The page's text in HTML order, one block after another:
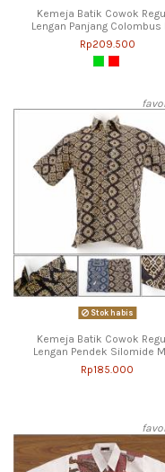
Kemeja Batik Cowok
Lengan Panjang Colombus
Rp209.500
Stok habis
Kemeja Batik Cowok
Lengan Pendek Silomide
Rp185.000